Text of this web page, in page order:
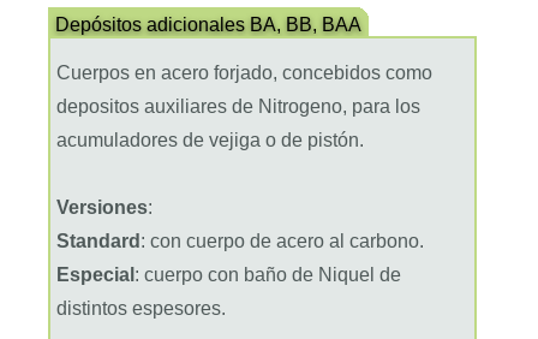
Cuerpos en acero forjado, concebidos como
depositos auxiliares de Nitrogeno, para los
acumuladores de vejiga o de pistón.
Versiones:
Standard : con cuerpo de acero al carbono.
Especial : cuerpo con baño de Niquel de
distintos espesores.